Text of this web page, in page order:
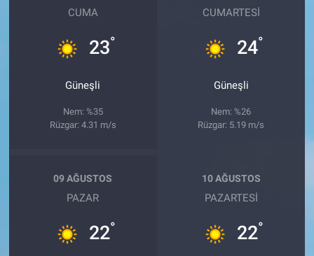
CUMA
23°
Güneşli
Nem: %35
Rüzgar: 4.31 m/s
CUMARTESI
24°
Güneşli
Nem: %26
Rüzgar: 5.19 m/s
09 AĞUSTOS
PAZAR
22°
10 AĞUSTOS
PAZARTESI
22°